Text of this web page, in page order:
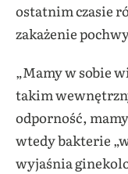
ostatnim czasie
zakażenie
„Mamy w sobie
takim
odporność,
wtedy bakterie
wyjaśnia